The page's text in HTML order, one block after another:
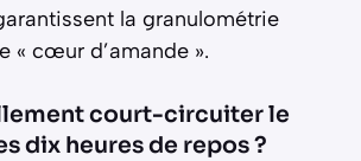
la granulométrie
« cœur d’amande ».
court-circuiter le
dix heures de repos ?